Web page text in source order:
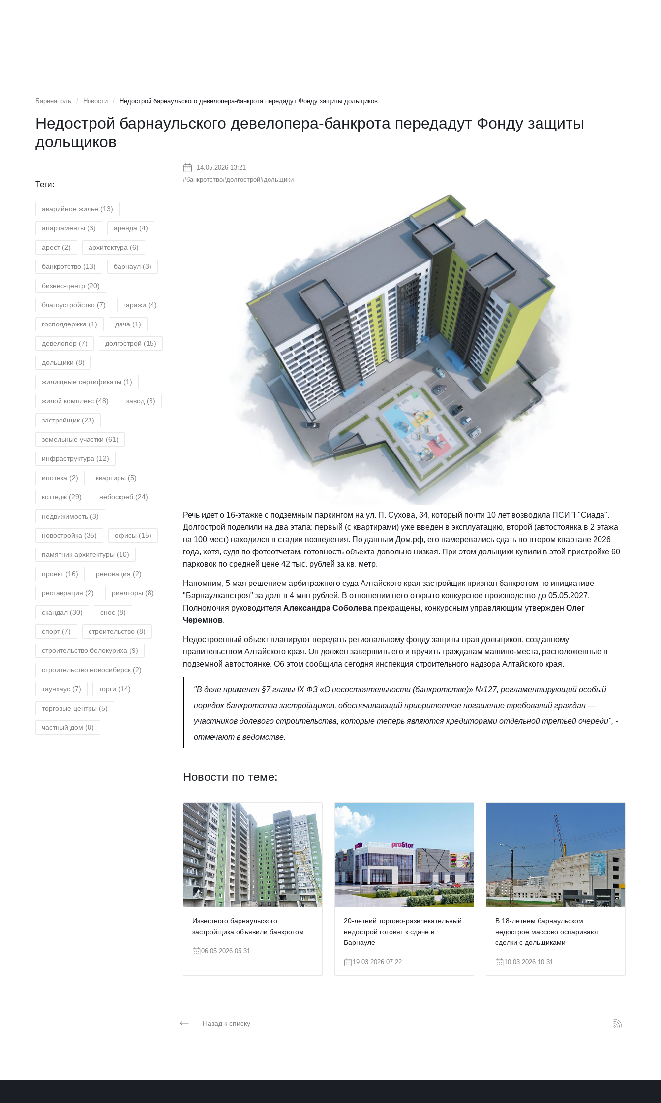
Барнеаполь / Новости / Недострой барнаульского девелопера-банкрота передадут Фонду защиты дольщиков
Недострой барнаульского девелопера-банкрота передадут Фонду защиты
дольщиков
14.05.2026 13:21
#банкротство#долгострой#дольщики
Речь идет о 16-этажке с подземным паркингом на ул. П. Сухова, 34, который почти 10 лет возводила ПСИП "Сиада".
Долгострой поделили на два этапа: первый (с квартирами) уже введен в эксплуатацию, второй (автостоянка в 2 этажа
на 100 мест) находился в стадии возведения. По данным Дом.рф, его намеревались сдать во втором квартале 2026
года, хотя, судя по фотоотчетам, готовность объекта довольно низкая. При этом дольщики купили в этой пристройке 60
парковок по средней цене 42 тыс. рублей за кв. метр.
Напомним, 5 мая решением арбитражного суда Алтайского края застройщик признан банкротом по инициативе
"Барнаулкапстроя" за долг в 4 млн рублей. В отношении него открыто конкурсное производство до 05.05.2027.
Полномочия руководителя Александра Соболева прекращены, конкурсным управляющим утвержден Олег
Черемнов.
Недостроенный объект планируют передать региональному фонду защиты прав дольщиков, созданному
правительством Алтайского края. Он должен завершить его и вручить гражданам машино-места, расположенные в
подземной автостоянке. Об этом сообщила сегодня инспекция строительного надзора Алтайского края.
"В деле применен §7 главы IX ФЗ «О несостоятельности (банкротстве)» №127, регламентирующий особый
порядок банкротства застройщиков, обеспечивающий приоритетное погашение требований граждан —
участников долевого строительства, которые теперь являются кредиторами отдельной третьей очереди", -
отмечают в ведомстве.
Новости по теме:
Известного барнаульского
застройщика объявили банкротом
06.05.2026 05:31
20-летний торгово-развлекательный
недострой готовят к сдаче в
Барнауле
19.03.2026 07:22
В 18-летнем барнаульском
недострое массово оспаривают
сделки с дольщиками
10.03.2026 10:31
Назад к списку
Теги:
аварийное жилье (13)
апартаменты (3) аренда (4)
арест (2) архитектура (6)
банкротство (13) барнаул (3)
бизнес-центр (20)
благоустройство (7) гаражи (4)
господдержка (1) дача (1)
девелопер (7) долгострой (15)
дольщики (8)
жилищные сертификаты (1)
жилой комплекс (48) завод (3)
застройщик (23)
земельные участки (61)
инфраструктура (12)
ипотека (2) квартиры (5)
коттедж (29) небоскреб (24)
недвижимость (3)
новостройка (35) офисы (15)
памятник архитектуры (10)
проект (16) реновация (2)
реставрация (2) риелторы (8)
скандал (30) снос (8)
спорт (7) строительство (8)
строительство белокуриха (9)
строительство новосибирск (2)
таунхаус (7) торги (14)
торговые центры (5)
частный дом (8)